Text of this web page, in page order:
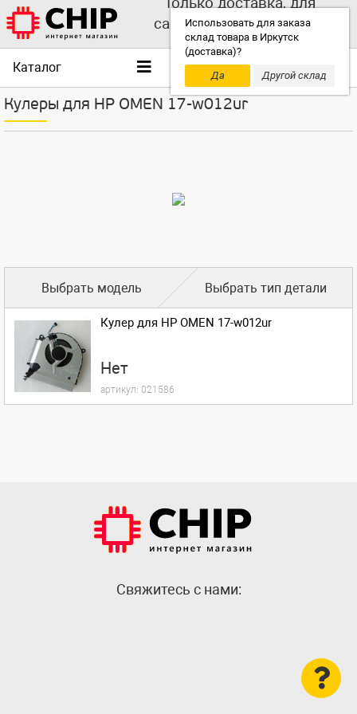
Использовать для заказа
склад товара в Иркутск
(доставка)?
Да
Другой склад
самовывоза выбирайте
другой склад!
Каталог
Кулеры для HP OMEN 17-w012ur
Выбрать модель Выбрать тип детали
Кулер для HP OMEN 17-w012ur
Нет
артикул: 021586
Cвяжитесь с нами: